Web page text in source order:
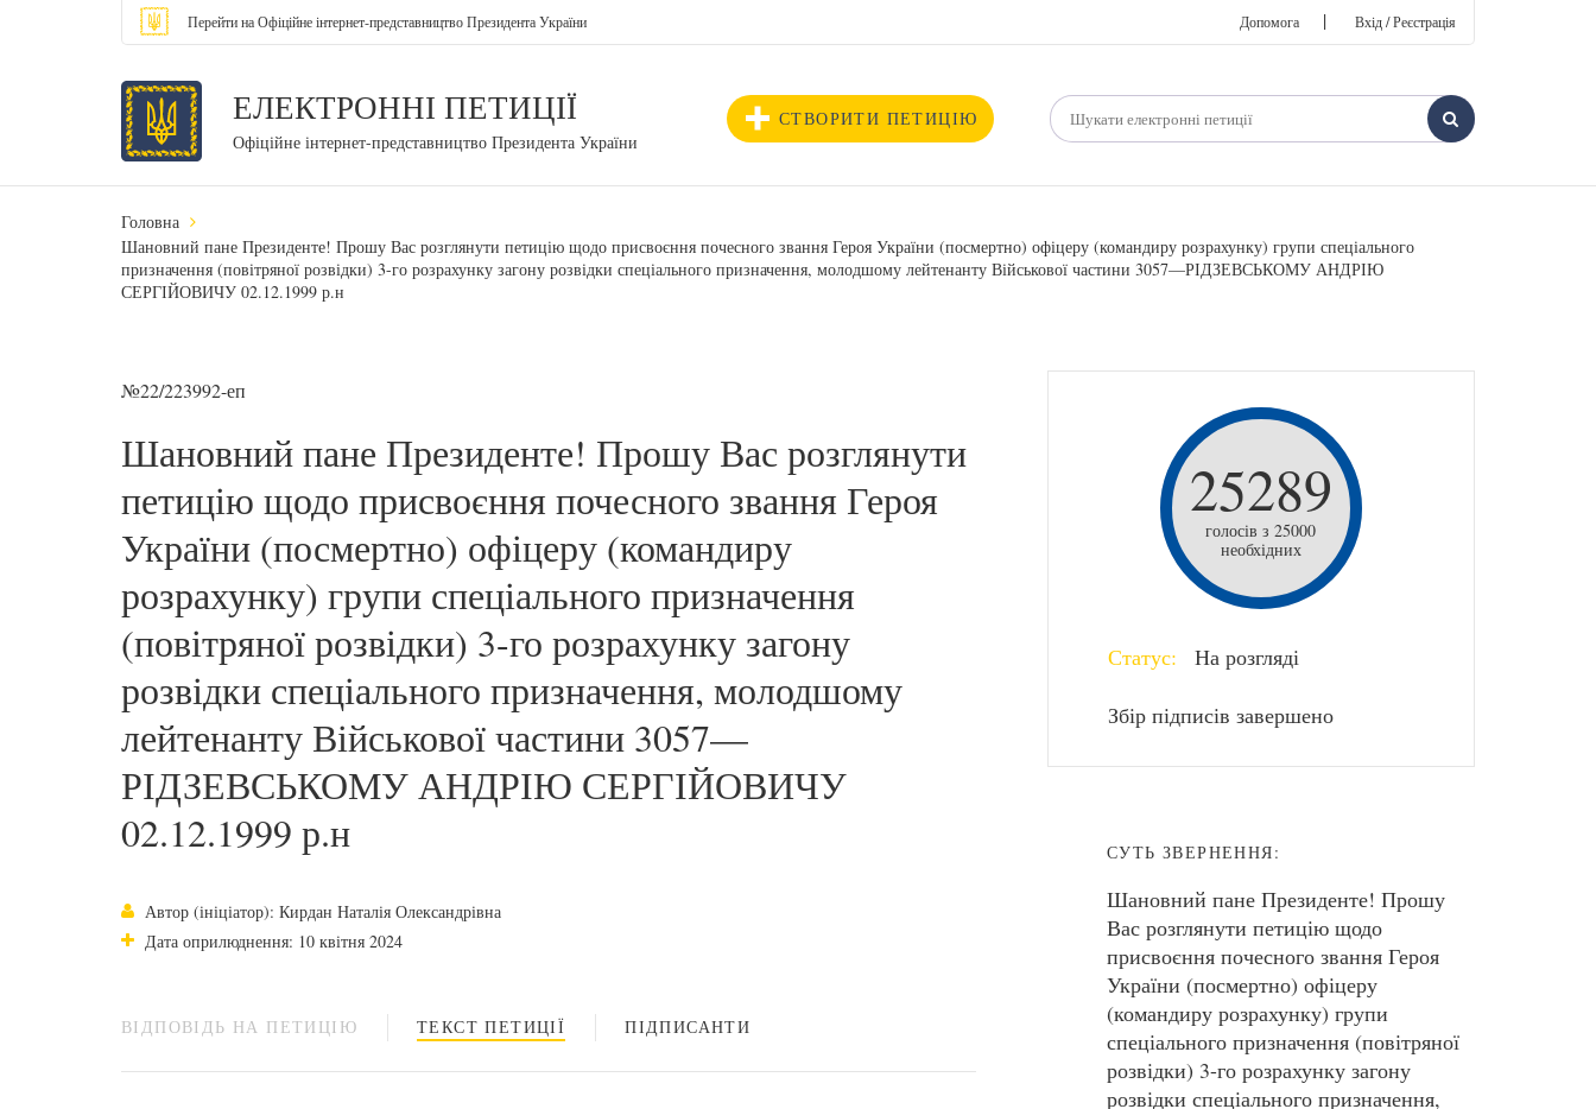
Перейти на Офіційне інтернет-представництво Президента України Допомога | Вхід / Реєстрація
ЕЛЕКТРОННІ ПЕТИЦІЇ
Офіційне інтернет-представництво Президента України
СТВОРИТИ ПЕТИЦІЮ
Головна
Шановний пане Президенте! Прошу Вас розглянути петицію щодо присвоєння почесного звання Героя України (посмертно) офіцеру (командиру розрахунку) групи спеціального
призначення (повітряної розвідки) 3-го розрахунку загону розвідки спеціального призначення, молодшому лейтенанту Військової частини 3057—РІДЗЕВСЬКОМУ АНДРІЮ
СЕРГІЙОВИЧУ 02.12.1999 р.н
№22/223992-еп
Шановний пане Президенте! Прошу Вас розглянути
петицію щодо присвоєння почесного звання Героя
України (посмертно) офіцеру (командиру
розрахунку) групи спеціального призначення
(повітряної розвідки) 3-го розрахунку загону
розвідки спеціального призначення, молодшому
лейтенанту Військової частини 3057—
РІДЗЕВСЬКОМУ АНДРІЮ СЕРГІЙОВИЧУ
02.12.1999 р.н
Автор (ініціатор): Кирдан Наталія Олександрівна
Дата оприлюднення: 10 квітня 2024
ВІДПОВІДЬ НА ПЕТИЦІЮ ТЕКСТ ПЕТИЦІЇ ПІДПИСАНТИ
25289
голосів з 25000
необхідних
Статус: На розгляді
Збір підписів завершено
СУТЬ ЗВЕРНЕННЯ:
Шановний пане Президенте! Прошу
Вас розглянути петицію щодо
присвоєння почесного звання Героя
України (посмертно) офіцеру
(командиру розрахунку) групи
спеціального призначення (повітряної
розвідки) 3-го розрахунку загону
розвідки спеціального призначення,